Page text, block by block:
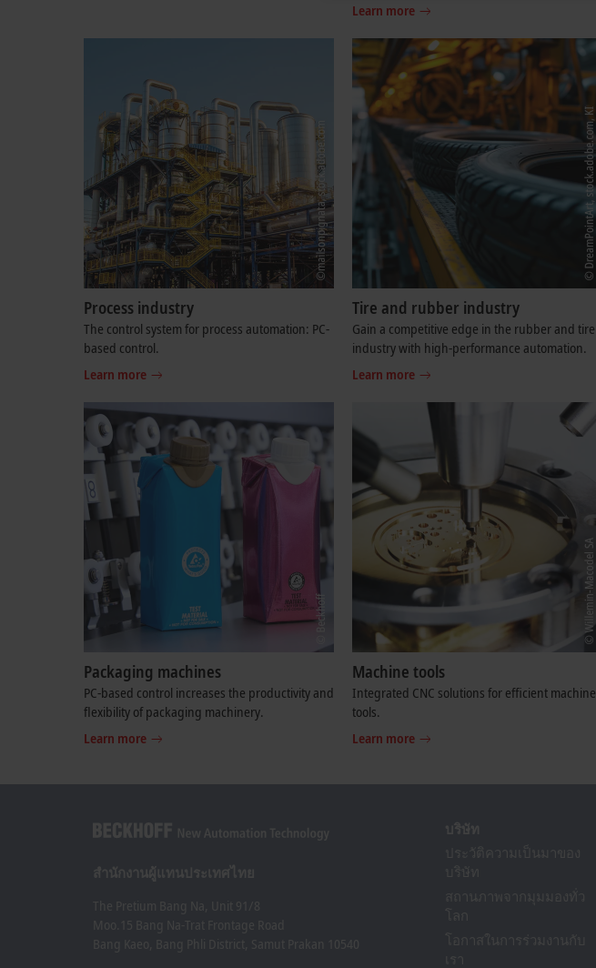
Learn more
Process industry
The control system for process automation: PC-
based control.
Learn more
Tire and rubber industry
Gain a competitive edge in the rubber and tire
industry with high-performance automation.
Learn more
Packaging machines
PC-based control increases the productivity and
flexibility of packaging machinery.
Learn more
Machine tools
Integrated CNC solutions for efficient machine
tools.
Learn more